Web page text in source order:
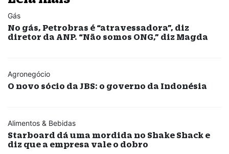
Gás
No gás, Petrobras é “atravessadora”, diz
diretor da ANP. “Não somos ONG,” diz Magda
Agronegócio
O novo sócio da JBS: o governo da Indonésia
Alimentos & Bebidas
Starboard dá uma mordida no Shake Shack e
diz que a empresa vale o dobro